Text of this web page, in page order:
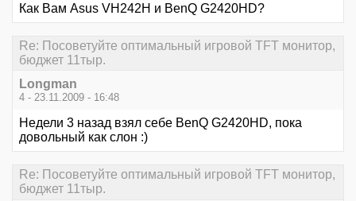
Как Вам Asus VH242H и BenQ G2420HD?
Re: Посоветуйте оптимальный игровой TFT монитор,
бюджет 11тыр.
Longman
4 - 23.11.2009 - 16:48
Недели 3 назад взял себе BenQ G2420HD, пока
довольный как слон :)
Re: Посоветуйте оптимальный игровой TFT монитор,
бюджет 11тыр.